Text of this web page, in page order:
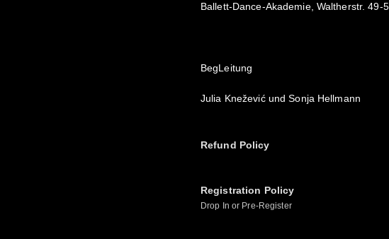
Ballett-Dance-Akademie, Waltherstr. 49-
BegLeitung
Julia Knežević und Sonja Hellmann
Refund Policy
Registration Policy
Drop In or Pre-Register